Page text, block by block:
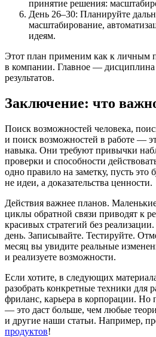
принятие решения:
День 26–30: Планируйте
масштабирование,
идеям.
Этот план применим как к личным
в компании. Главное — дисциплина
результатов.
Заключение: что
Поиск возможностей человека,
и поиск возможностей в работе —
навыка. Они требуют привычки
проверки и способности
одно правило на заметку, пусть это
не идеи, а доказательства ценности.
Действия важнее планов.
циклы обратной связи приводят к
красивых стратегий без
день. Записывайте. Тестируйте.
месяц вы увидите реальные
и реализуете возможности.
Если хотите, в следующих
разобрать конкретные техники для
фриланс, карьера в корпорации. Но
— это даст больше, чем любые
и другие наши статьи. Например,
продуктов!